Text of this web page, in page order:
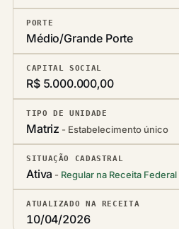
PORTE
Médio/Grande Porte
CAPITAL SOCIAL
R$ 5.000.000,00
TIPO DE UNIDADE
Matriz Estabelecimento único
SITUAÇÃO CADASTRAL
Ativa Regular na Receita Federal
ATUALIZADO NA RECEITA
10/04/2026